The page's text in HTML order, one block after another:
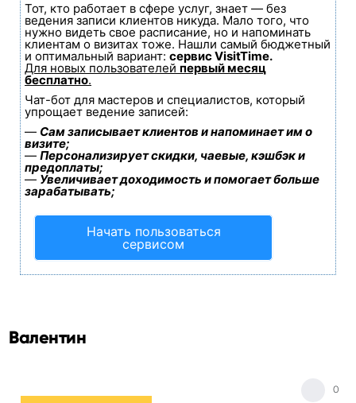
Тот, кто работает в сфере услуг, знает — без
ведения записи клиентов никуда. Мало того, что
нужно видеть свое расписание, но и напоминать
клиентам о визитах тоже. Нашли самый бюджетный
и оптимальный вариант: сервис VisitTime.
Для новых пользователей первый месяц
бесплатно.
Чат-бот для мастеров и специалистов, который
упрощает ведение записей:
— Сам записывает клиентов и напоминает им о
визите;
— Персонализирует скидки, чаевые, кэшбэк и
предоплаты;
— Увеличивает доходимость и помогает больше
зарабатывать;
Начать пользоваться
сервисом
Валентин
0